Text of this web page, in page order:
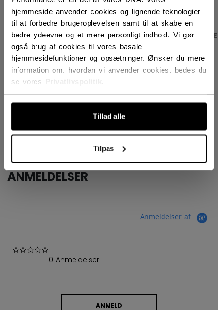
hjemmeside anvender cookies og lignende teknologier
til at forbedre brugeroplevelsen samt til at skabe en
bedre ydeevne og et mere personligt indhold. Vi gør
også brug af cookies til vores basale
hjemmesidefunktioner og opsætninger. Ønsker du mere
information om, hvordan vi anvender cookies, bedes du
se vores
Tillad alle
Tilpas
PRODUKTBILLEDER SPECIFIKATIONER
SPECIFIKATIONER
ID
TSS2TA-YT
Youth
COLLECTION
Team
ANMELDELSER
Anmeldelser af
0 Anmeldelser
ANMELD